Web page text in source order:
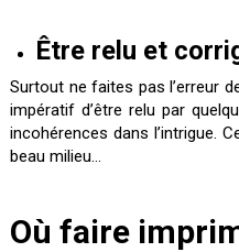
Être relu et
Surtout ne faites pas l’erreur
impératif d’être relu par
incohérences dans l’intrigue.
beau milieu…
Où faire